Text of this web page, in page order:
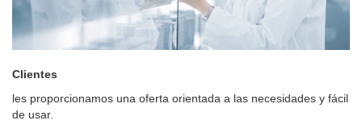
Clientes
les proporcionamos una oferta orientada a las necesidades y fácil
de usar.